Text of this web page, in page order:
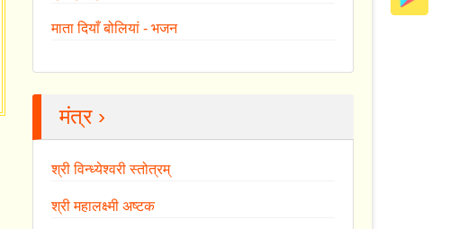
माता दियाँ बोलियां - भजन
मंत्र ›
श्री विन्ध्येश्वरी स्तोत्रम्
श्री महालक्ष्मी अष्टक